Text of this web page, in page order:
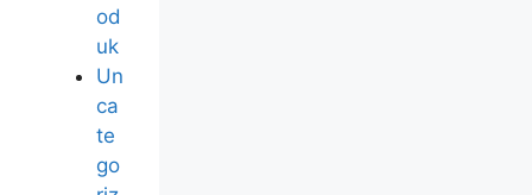
od
uk
Un
ca
te
go